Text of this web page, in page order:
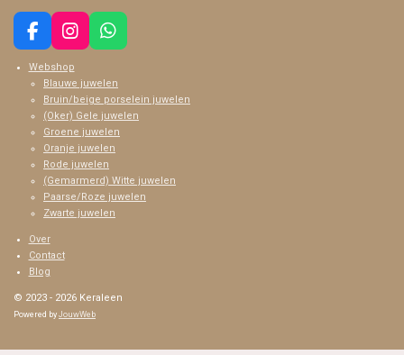
F
a
c
e
b
o
o
I
n
s
t
a
g
r
a
m
W
h
t
s
A
p
p
Webshop
Blauwe juwelen
Bruin/beige porselein juwelen
(Oker) Gele juwelen
Groene juwelen
Oranje juwelen
Rode juwelen
(Gemarmerd) Witte juwelen
Paarse/Roze juwelen
Zwarte juwelen
Over
Contact
Blog
© 2023 - 2026 Keraleen
Powered by JouwWeb